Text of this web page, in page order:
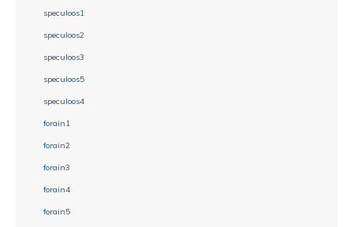
speculoos1
speculoos2
speculoos3
speculoos5
speculoos4
forain1
forain2
forain3
forain4
forain5